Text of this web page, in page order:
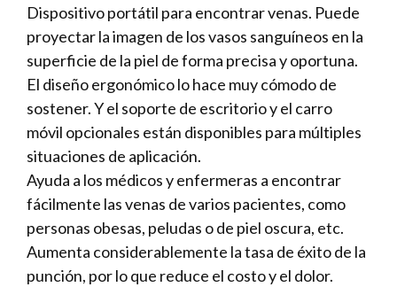
Dispositivo portátil para encontrar venas. Puede
proyectar la imagen de los vasos sanguíneos en la
superficie de la piel de forma precisa y oportuna.
El diseño ergonómico lo hace muy cómodo de
sostener. Y el soporte de escritorio y el carro
móvil opcionales están disponibles para múltiples
situaciones de aplicación.
Ayuda a los médicos y enfermeras a encontrar
fácilmente las venas de varios pacientes, como
personas obesas, peludas o de piel oscura, etc.
Aumenta considerablemente la tasa de éxito de la
punción, por lo que reduce el costo y el dolor.